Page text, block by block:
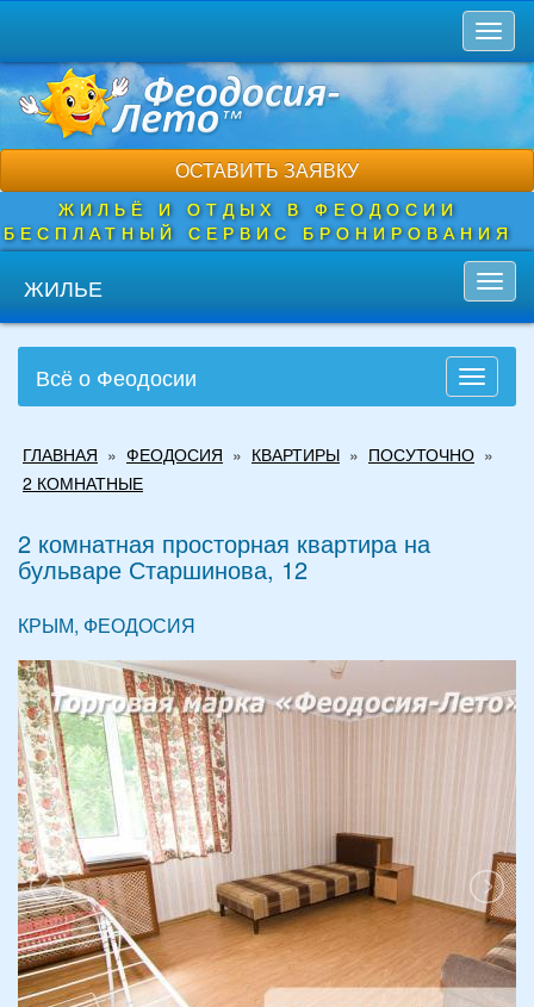
основному
содержанию
ОСТАВИТЬ ЗАЯВКУ
ЖИЛЬЁ И ОТДЫХ В ФЕОДОСИИ
БЕСПЛАТНЫЙ СЕРВИС БРОНИРОВАНИЯ
ЖИЛЬЕ
Toggle
Всё о Феодосии
здесь
ГЛАВНАЯ » ФЕОДОСИЯ » КВАРТИРЫ » ПОСУТОЧНО »
2 КОМНАТНЫЕ
2 комнатная просторная квартира на
бульваре Старшинова, 12
КРЫМ, ФЕОДОСИЯ